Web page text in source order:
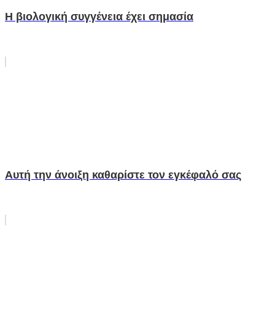
Η βιολογική συγγένεια έχει σημασία
Αυτή την άνοιξη καθαρίστε τον εγκέφαλό σας